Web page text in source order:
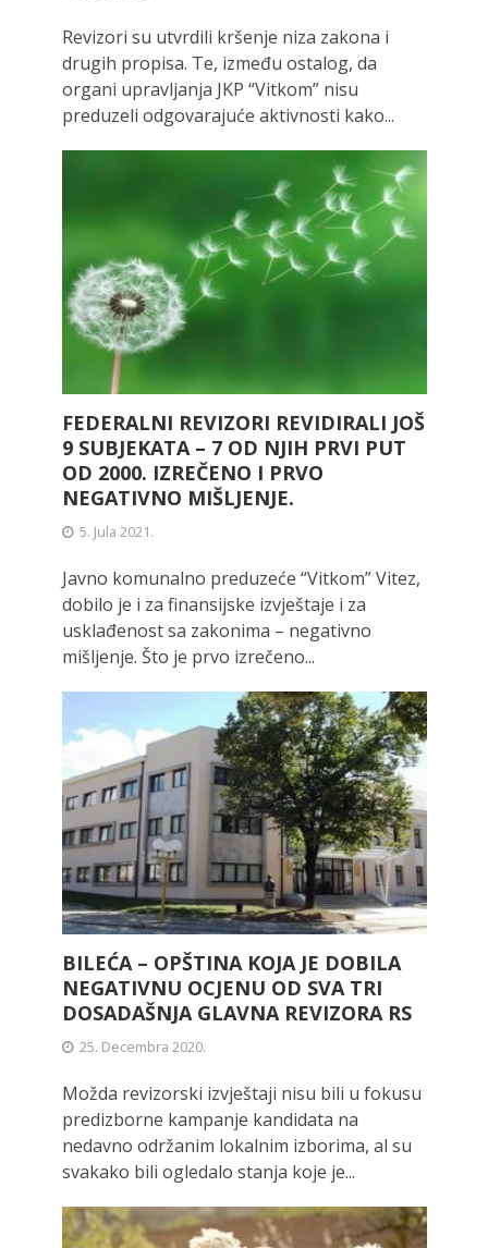
Revizori su utvrdili kršenje niza zakona i
drugih propisa. Te, između ostalog, da
organi upravljanja JKP “Vitkom” nisu
preduzeli odgovarajuće aktivnosti kako...
FEDERALNI REVIZORI REVIDIRALI JOŠ
9 SUBJEKATA – 7 OD NJIH PRVI PUT
OD 2000. IZREČENO I PRVO
NEGATIVNO MIŠLJENJE.
5. Jula 2021.
Javno komunalno preduzeće “Vitkom” Vitez,
dobilo je i za finansijske izvještaje i za
usklađenost sa zakonima – negativno
mišljenje. Što je prvo izrečeno...
BILEĆA – OPŠTINA KOJA JE DOBILA
NEGATIVNU OCJENU OD SVA TRI
DOSADAŠNJA GLAVNA REVIZORA RS
25. Decembra 2020.
Možda revizorski izvještaji nisu bili u fokusu
predizborne kampanje kandidata na
nedavno održanim lokalnim izborima, al su
svakako bili ogledalo stanja koje je...